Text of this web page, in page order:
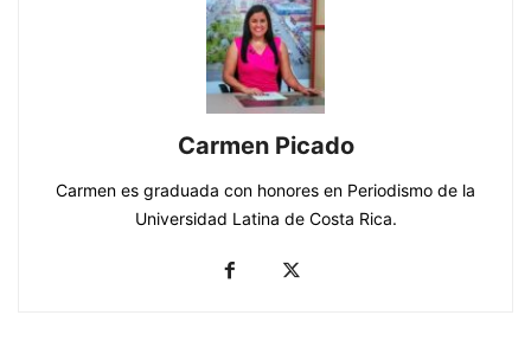
Carmen Picado
Carmen es graduada con honores en Periodismo de la
Universidad Latina de Costa Rica.